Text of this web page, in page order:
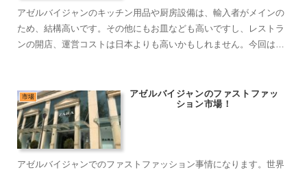
アゼルバイジャンのキッチン用品や厨房設備は、輸入者がメインの
ため、結構高いです。その他にもお皿なども高いですし、レストラ
ンの開店、運営コストは日本よりも高いかもしれません。今回は、
市場
アゼルバイジャンのファストファッ
ション市場！
アゼルバイジャンでのファストファッション事情になります。世界